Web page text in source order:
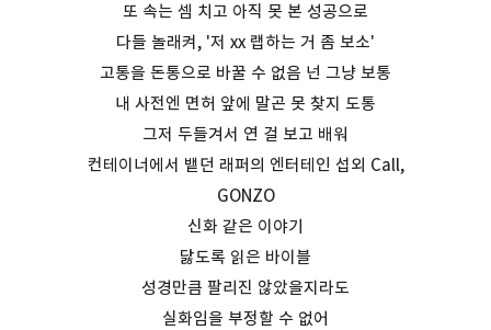
또 속는 셈 치고 아직 못 본 성공으로
다들 놀래켜, '저 xx 랩하는 거 좀 보소'
고통을 돈통으로 바꿀 수 없음 넌 그냥 보통
내 사전엔 면허 앞에 말곤 못 찾지 도통
그저 두들겨서 연 걸 보고 배워
컨테이너에서 뱉던 래퍼의 엔터테인 섭외 Call,
GONZO
신화 같은 이야기
닳도록 읽은 바이블
성경만큼 팔리진 않았을지라도
실화임을 부정할 수 없어